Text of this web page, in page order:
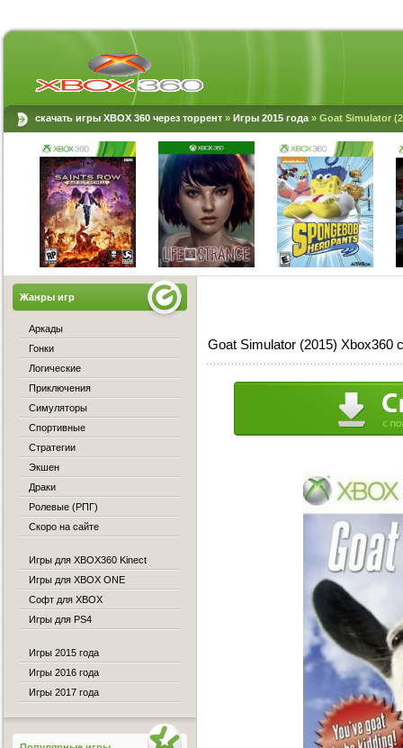
скачать игры XBOX 360 через торрент » Игры 2015 года » Goat Simulator
Goat Simulator (2015) Xbox360
Жанры игр
Аркады
Гонки
Логические
Приключения
Симуляторы
Спортивные
Стратегии
Экшен
Драки
Ролевые (РПГ)
Скоро на сайте
Игры для XBOX360 Kinect
Игры для XBOX ONE
Софт для XBOX
Игры для PS4
Игры 2015 года
Игры 2016 года
Игры 2017 года